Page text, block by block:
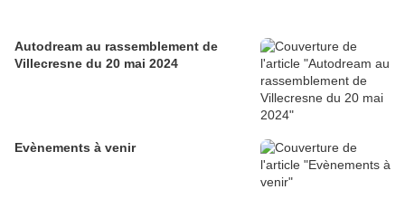
Autodream au rassemblement de
Villecresne du 20 mai 2024
Evènements à venir